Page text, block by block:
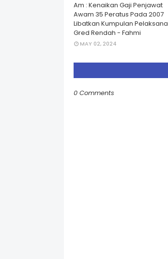
Am : Kenaikan Gaji Penjawat
Awam 35 Peratus Pada 2007
Libatkan Kumpulan Pelaksana
Gred Rendah - Fahmi
MAY 02, 2024
0 Comments